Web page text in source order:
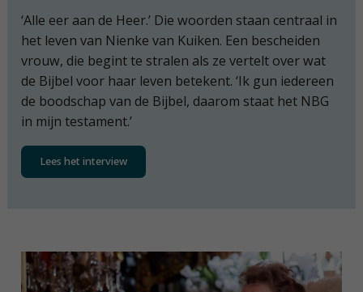
‘Alle eer aan de Heer.’ Die woorden staan centraal in
het leven van Nienke van Kuiken. Een bescheiden
vrouw, die begint te stralen als ze vertelt over wat
de Bijbel voor haar leven betekent. ‘Ik gun iedereen
de boodschap van de Bijbel, daarom staat het NBG
in mijn testament.’
Lees het interview